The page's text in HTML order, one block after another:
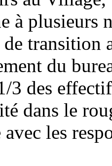
à plusieurs
de transition
du
3 des
dans le
les